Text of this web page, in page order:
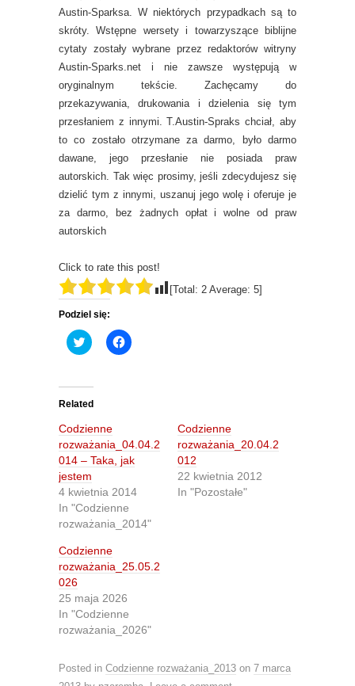
Austin-Sparksa. W niektórych przypadkach są to
skróty. Wstępne wersety i towarzyszące biblijne
cytaty zostały wybrane przez redaktorów witryny
Austin-Sparks.net i nie zawsze występują w
oryginalnym tekście. Zachęcamy do
przekazywania, drukowania i dzielenia się tym
przesłaniem z innymi. T.Austin-Spraks chciał, aby
to co zostało otrzymane za darmo, było darmo
dawane, jego przesłanie nie posiada praw
autorskich. Tak więc prosimy, jeśli zdecydujesz się
dzielić tym z innymi, uszanuj jego wolę i oferuje je
za darmo, bez żadnych opłat i wolne od praw
autorskich
Click to rate this post!
[Total: 2 Average: 5]
Podziel się:
C
l
t
o
s
h
a
r
e
o
n
T
w
i
t
t
r
(
O
p
n
s
i
n
n
w
C
l
r
e
o
a
c
e
b
(
O
e
s
i
n
w
w
Related
Codzienne
rozważania_04.04.2
014 – Taka, jak
jestem
4 kwietnia 2014
In "Codzienne
rozważania_2014"
Codzienne
rozważania_20.04.2
012
22 kwietnia 2012
In "Pozostałe"
Codzienne
rozważania_25.05.2
026
25 maja 2026
In "Codzienne
rozważania_2026"
Posted in Codzienne rozważania_2013 on 7 marca